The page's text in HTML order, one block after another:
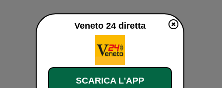
Veneto 24 diretta
SCARICA L'APP